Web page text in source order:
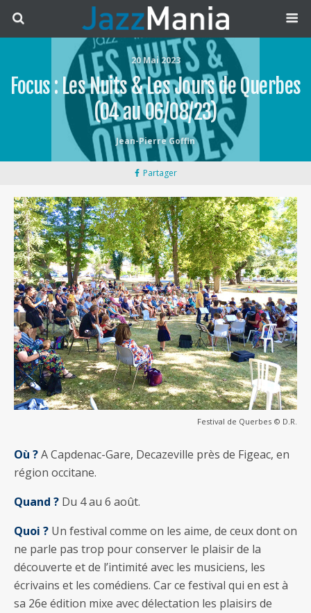
20 Mai 2023
Focus : Les Nuits & Les Jours de Querbes
(04 au 06/08/23)
Jean-Pierre Goffin
Partager
Festival de Querbes © D.R.
Où ?A Capdenac-Gare, Decazeville près de Figeac, en
région occitane.
Quand ? Du 4 au 6 août.
Quoi ? Un festival comme on les aime, de ceux dont on
ne parle pas trop pour conserver le plaisir de la
découverte et de l’intimité avec les musiciens, les
écrivains et les comédiens. Car ce festival qui en est à
sa 26e édition mixe avec délectation les plaisirs de